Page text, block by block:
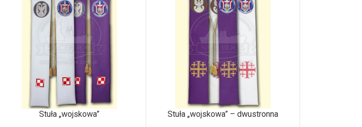
Stuła „wojskowa” Stuła „wojskowa” – dwustronna